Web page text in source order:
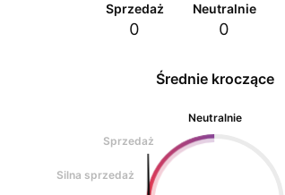
Sprzedaż
0
Neutralnie
0
Średnie kroczące
Neutralnie
Sprzedaż
Silna sprzedaż